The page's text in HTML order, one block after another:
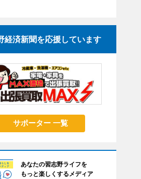
経済新聞を応援しています
サポーター 一覧
あなたの習志野ライフを
もっと楽しくするメディア